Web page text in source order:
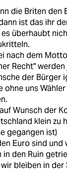
die Briten den
ist das ihr
überhaubt
nach dem
Recht"
der Bürger
ohne uns
Wunsch der
klein zu
gegangen ist)
Euro sind und
in den Ruin
bleiben in der